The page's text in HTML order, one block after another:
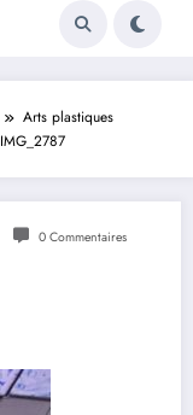
Arts plastiques
IMG_2787
0 Commentaires